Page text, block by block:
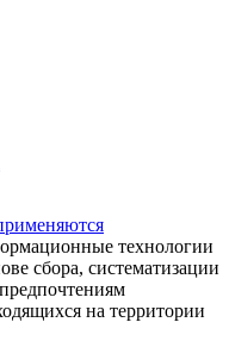
технологии
сбора, систематизации
на территории